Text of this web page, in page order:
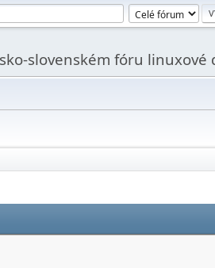
slovenském fóru linuxové